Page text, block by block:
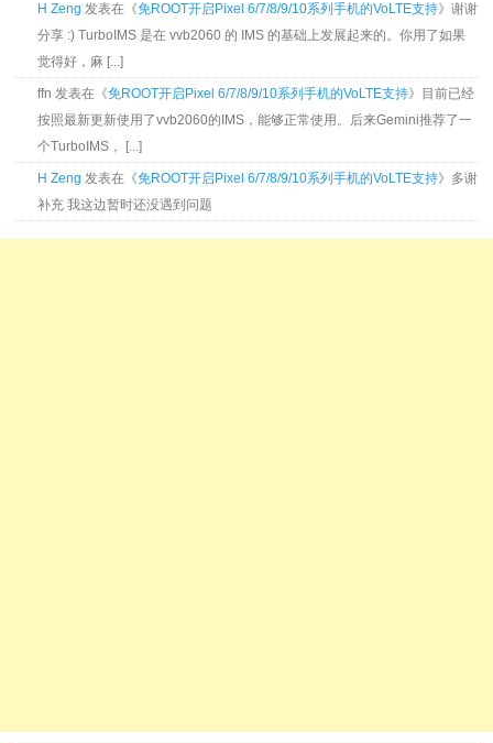
H Zeng 发表在《免ROOT开启Pixel 6/7/8/9/10系列手机的VoLTE支持》谢谢
分享 :) TurboIMS 是在 vvb2060 的 IMS 的基础上发展起来的。你用了如果
觉得好，麻 [...]
ffn 发表在《免ROOT开启Pixel 6/7/8/9/10系列手机的VoLTE支持》目前已经
按照最新更新使用了vvb2060的IMS，能够正常使用。后来Gemini推荐了一
个TurboIMS， [...]
H Zeng 发表在《免ROOT开启Pixel 6/7/8/9/10系列手机的VoLTE支持》多谢
补充 我这边暂时还没遇到问题